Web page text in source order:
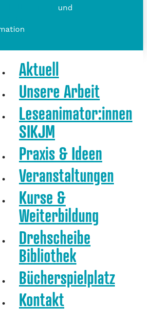
und
Aktuell
Unsere Arbeit
Leseanimator:innen
SIKJM
Praxis & Ideen
Veranstaltungen
Kurse &
Weiterbildung
Drehscheibe
Bibliothek
Bücherspielplatz
Kontakt